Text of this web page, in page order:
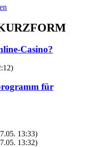
Casino?
für
13:33)
13:32)